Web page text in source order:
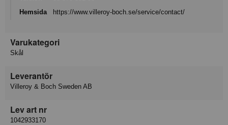
Hemsida
https://www.villeroy-boch.se/service/contact/
Varukategori
Skål
Leverantör
Villeroy & Boch Sweden AB
Lev art nr
1042933170